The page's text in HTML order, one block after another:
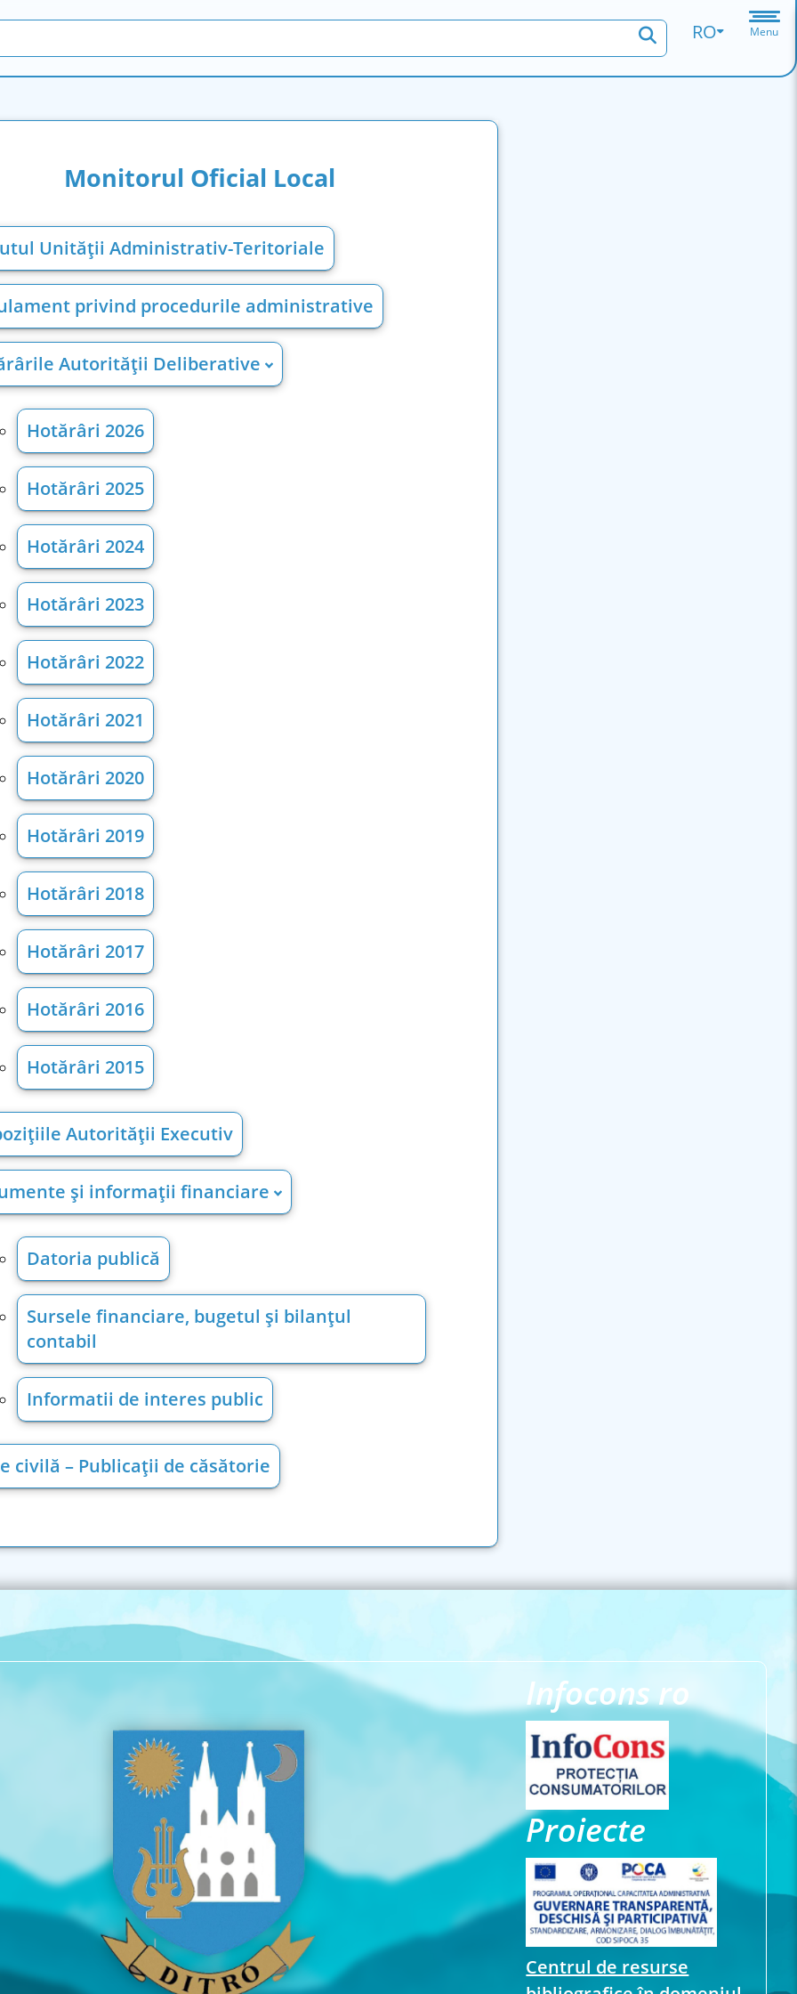
RO Menu
Monitorul Oficial Local
Unității Administrativ-Teritoriale
privind procedurile administrative
Autorității Deliberative
Hotărâri 2026
Hotărâri 2025
Hotărâri 2024
Hotărâri 2023
Hotărâri 2022
Hotărâri 2021
Hotărâri 2020
Hotărâri 2019
Hotărâri 2018
Hotărâri 2017
Hotărâri 2016
Hotărâri 2015
Autorității Executiv
și informații financiare
Datoria publică
Sursele financiare, bugetul şi bilanţul
contabil
Informatii de interes public
civilă – Publicații de căsătorie
Infocons ro
Proiecte
Centrul de resurse